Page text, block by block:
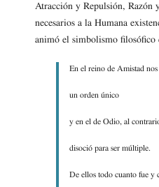
Atracción y Repulsión,
necesarios a la Humana
animó el simbolismo filosófico
En el reino de Amistad nos
un orden único
y en el de Odio, al
disoció para ser múltiple.
De ellos todo cuanto fue y